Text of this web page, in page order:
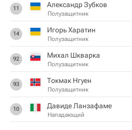
11 Александр Зубков
Полузащитник
14 Игорь Харатин
Полузащитник
92 Михал Шкварка
Полузащитник
93 Токмак Нгуен
Полузащитник
10 Давиде Ланзафаме
Нападающий